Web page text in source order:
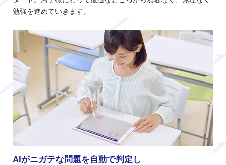
勉強を進めていきます。
AIがニガテな問題を自動で判定し